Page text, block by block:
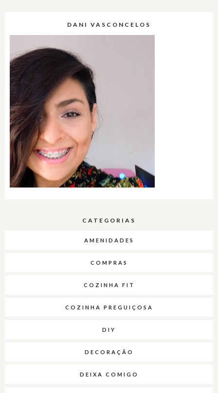
DANI VASCONCELOS
CATEGORIAS
AMENIDADES
COMPRAS
COZINHA FIT
COZINHA PREGUIÇOSA
DIY
DECORAÇÃO
DEIXA COMIGO